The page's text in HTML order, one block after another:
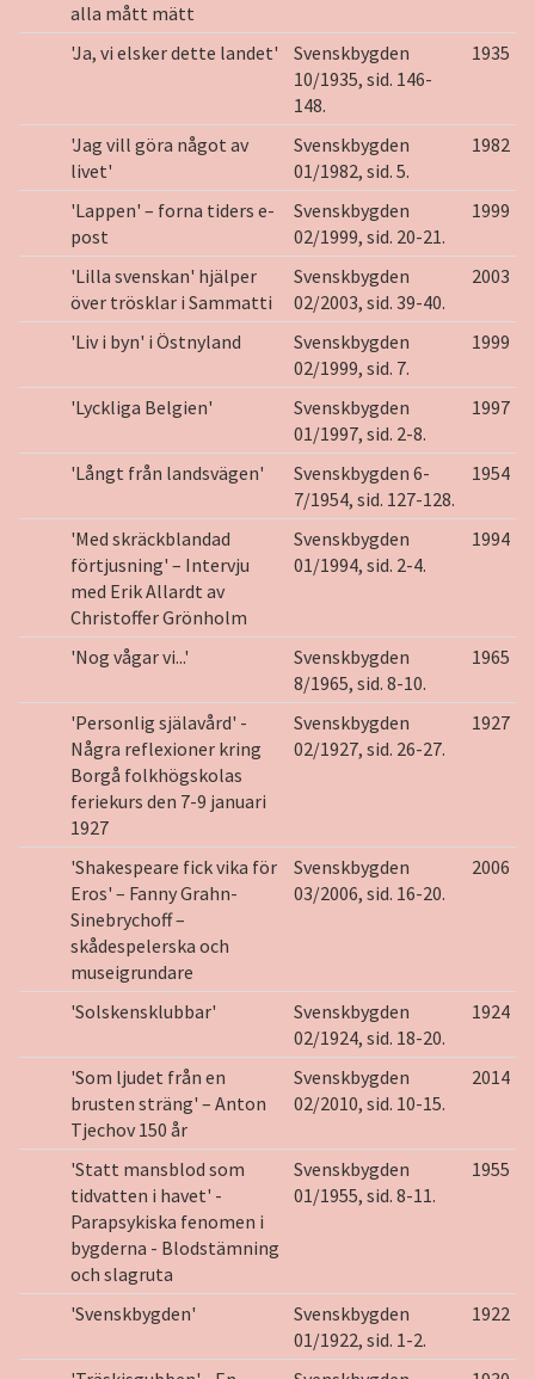
alla mått mätt
'Ja, vi elsker dette landet'
Svenskbygden
10/1935, sid. 146-
148.
1935
'Jag vill göra något av
livet'
Svenskbygden
01/1982, sid. 5.
1982
'Lappen' – forna tiders e-
post
Svenskbygden
02/1999, sid. 20-21.
1999
'Lilla svenskan' hjälper
över trösklar i Sammatti
Svenskbygden
02/2003, sid. 39-40.
2003
'Liv i byn' i Östnyland
Svenskbygden
02/1999, sid. 7.
1999
'Lyckliga Belgien'
Svenskbygden
01/1997, sid. 2-8.
1997
'Långt från landsvägen'
Svenskbygden 6-
7/1954, sid. 127-128.
1954
'Med skräckblandad
förtjusning' – Intervju
med Erik Allardt av
Christoffer Grönholm
Svenskbygden
01/1994, sid. 2-4.
1994
'Nog vågar vi...'
Svenskbygden
8/1965, sid. 8-10.
1965
'Personlig själavård' -
Några reflexioner kring
Borgå folkhögskolas
feriekurs den 7-9 januari
1927
Svenskbygden
02/1927, sid. 26-27.
1927
'Shakespeare fick vika för
Eros' – Fanny Grahn-
Sinebrychoff –
skådespelerska och
museigrundare
Svenskbygden
03/2006, sid. 16-20.
2006
'Solskensklubbar'
Svenskbygden
02/1924, sid. 18-20.
1924
'Som ljudet från en
brusten sträng' – Anton
Tjechov 150 år
Svenskbygden
02/2010, sid. 10-15.
2014
'Statt mansblod som
tidvatten i havet' -
Parapsykiska fenomen i
bygderna - Blodstämning
och slagruta
Svenskbygden
01/1955, sid. 8-11.
1955
'Svenskbygden'
Svenskbygden
01/1922, sid. 1-2.
1922